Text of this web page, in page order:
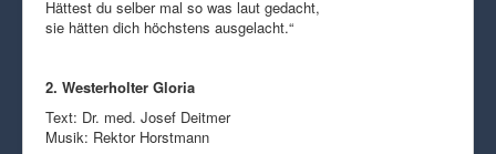
Hättest du selber mal so was laut gedacht,
sie hätten dich höchstens ausgelacht.“
2. Westerholter Gloria
Text: Dr. med. Josef Deitmer
Musik: Rektor Horstmann